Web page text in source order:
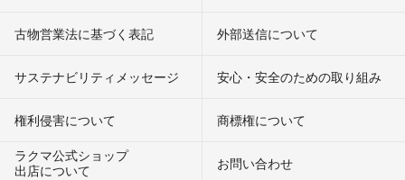
古物営業法に基づく表記 外部送信について
サステナビリティメッセージ 安心・安全のための取り組み
権利侵害について
商標権について
ラクマ公式ショップ
出店について
お問い合わせ